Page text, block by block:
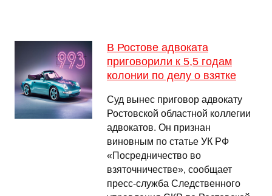
В Ростове адвоката
приговорили к 5,5 годам
колонии по делу о взятке
Суд вынес приговор адвокату
Ростовской областной коллегии
адвокатов. Он признан
виновным по статье УК РФ
«Посредничество во
взяточничестве», сообщает
пресс-служба Следственного